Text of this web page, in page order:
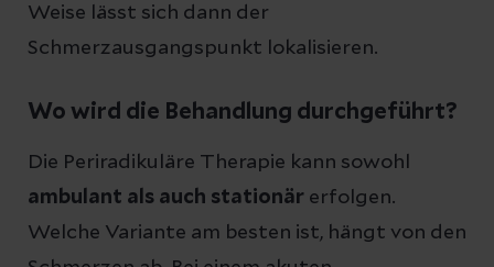
Weise lässt sich dann der
Schmerzausgangspunkt lokalisieren.
Wo wird die Behandlung durchgeführt?
Die Periradikuläre Therapie kann sowohl
ambulant als auch stationär erfolgen.
Welche Variante am besten ist, hängt von den